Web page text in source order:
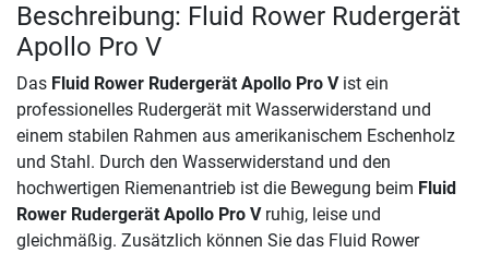
Beschreibung: Fluid Rower Rudergerät
Apollo Pro V
Das Fluid Rower Rudergerät Apollo Pro Vist ein
professionelles Rudergerät mit Wasserwiderstand und
einem stabilen Rahmen aus amerikanischem Eschenholz
und Stahl. Durch den Wasserwiderstand und den
hochwertigen Riemenantrieb ist die Bewegung beim Fluid
Rower Rudergerät Apollo Pro Vruhig, leise und
gleichmäßig. Zusätzlich können Sie das Fluid Rower